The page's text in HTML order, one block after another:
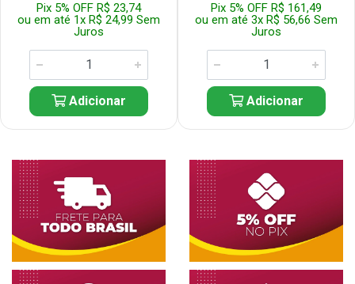
Pix 5% OFF R$ 23,74
ou em até 1x R$ 24,99 Sem
Juros
Adicionar
Pix 5% OFF R$ 161,49
ou em até 3x R$ 56,66 Sem
Juros
Adicionar